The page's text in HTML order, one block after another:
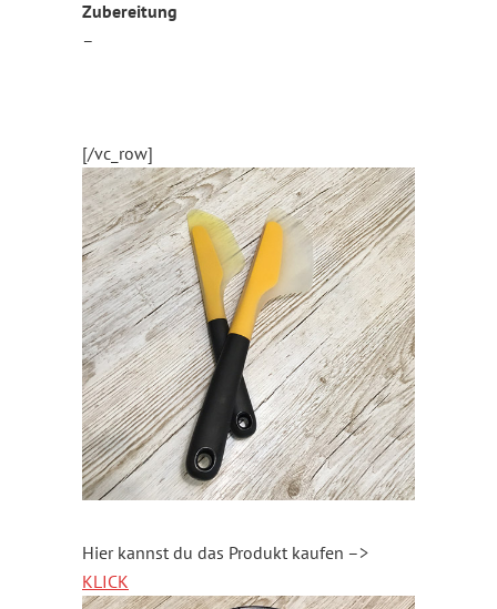
Zubereitung
–
[/vc_row]
Hier kannst du das Produkt kaufen –>
KLICK